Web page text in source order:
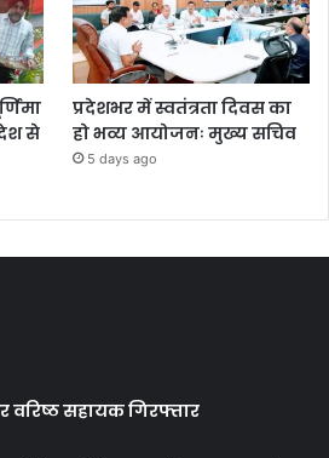
से
प्रदेशभर में स्वतंत्रता दिवस का
हो भव्य आयोजनः मुख्य सचिव
5 days ago
सहायक गिरफ्तार